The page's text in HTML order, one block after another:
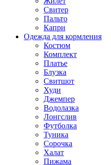
Свитер
Пальто
Капри
Одежда для кормления
Костюм
Комплект
Платье
Блузка
Свитшот
Худи
Джемпер
Водолазка
Лонгслив
Футболка
Туника
Сорочка
Халат
Пижама